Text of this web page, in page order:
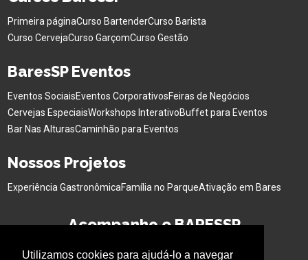
Utilizamos cookies para ajudá-lo a navegar
Primeira páginaCurso BartenderCurso Barista
Curso CervejaCurso GarçomCurso Gestão
BaresSP Eventos
Eventos SociaisEventos CorporativosFeiras de Negócios
Cervejas EspeciaisWorkshops InterativoBuffet para Eventos
Bar Nas AlturasCaminhão para Eventos
Nossos Projetos
Experiência GastronômicaFamília no ParqueAtivação em Bares
Acompanhe o BARESSP